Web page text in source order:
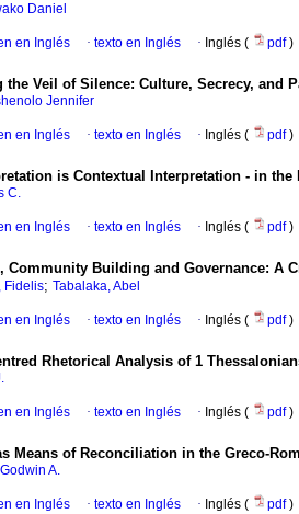
Daniel
en Inglés · texto en Inglés · Inglés ( pdf)
the Veil of Silence: Culture, Secrecy, and
Jennifer
en Inglés · texto en Inglés · Inglés ( pdf)
is Contextual Interpretation - in
C.
en Inglés · texto en Inglés · Inglés ( pdf)
Community Building and Governance: A
Fidelis; Tabalaka, Abel
en Inglés · texto en Inglés · Inglés ( pdf)
Rhetorical Analysis of 1
en Inglés · texto en Inglés · Inglés ( pdf)
Means of Reconciliation in the Greco-
A.
en Inglés · texto en Inglés · Inglés ( pdf)